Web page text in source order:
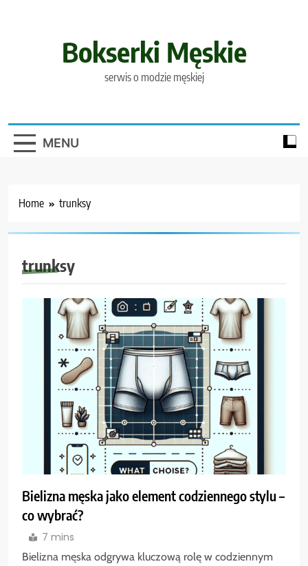
Bokserki Męskie
serwis o modzie męskiej
MENU
Home trunksy
trunksy
Bielizna męska jako element codziennego stylu –
co wybrać?
7 mins
Bielizna męska odgrywa kluczową rolę w codziennym